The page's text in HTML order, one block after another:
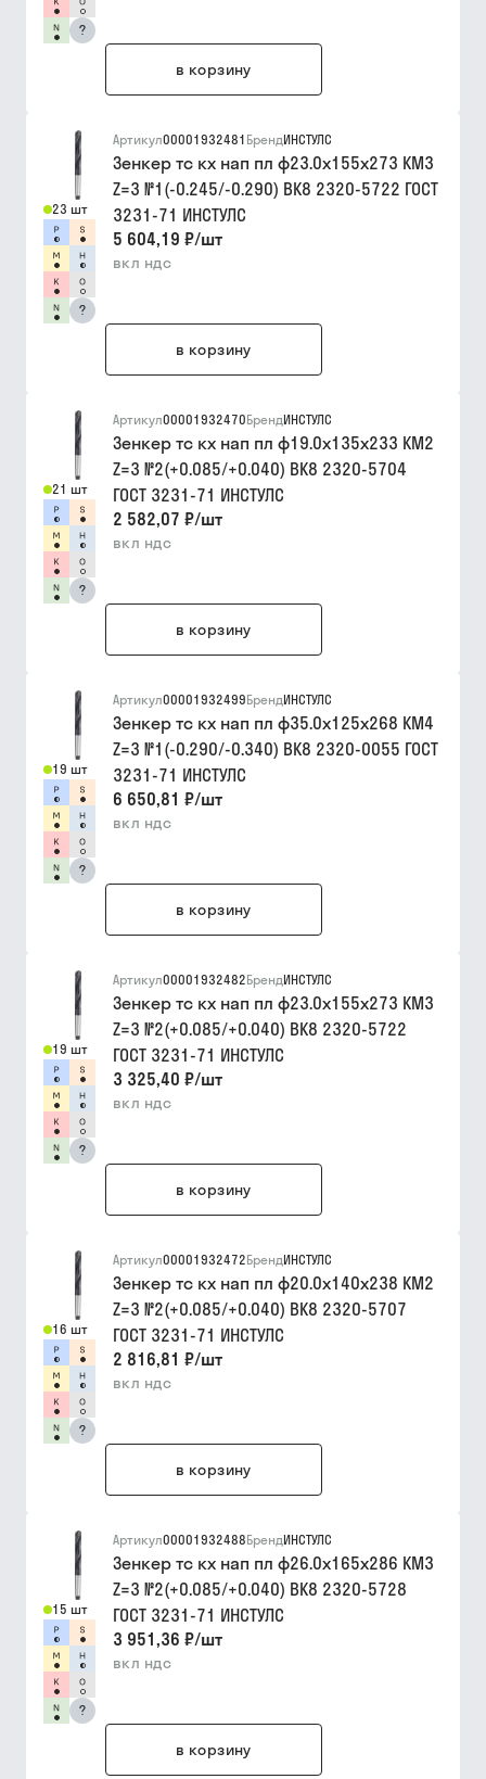
?
в корзину
23 шт
?
Артикул00001932481 БрендИНСТУЛС
Зенкер тс кх нап пл ф23.0х155х273 КМ3
Z=3 №1(-0.245/-0.290) ВК8 2320-5722 ГОСТ
3231-71 ИНСТУЛС
5 604,19 ₽/шт
вкл ндс
в корзину
21 шт
?
Артикул00001932470БрендИНСТУЛС
Зенкер тс кх нап пл ф19.0х135х233 КМ2
Z=3 №2(+0.085/+0.040) ВК8 2320-5704
ГОСТ 3231-71 ИНСТУЛС
2 582,07 ₽/шт
вкл ндс
в корзину
19 шт
?
Артикул00001932499БрендИНСТУЛС
Зенкер тс кх нап пл ф35.0х125х268 КМ4
Z=3 №1(-0.290/-0.340) ВК8 2320-0055 ГОСТ
3231-71 ИНСТУЛС
6 650,81 ₽/шт
вкл ндс
в корзину
19 шт
?
Артикул00001932482БрендИНСТУЛС
Зенкер тс кх нап пл ф23.0х155х273 КМ3
Z=3 №2(+0.085/+0.040) ВК8 2320-5722
ГОСТ 3231-71 ИНСТУЛС
3 325,40 ₽/шт
вкл ндс
в корзину
16 шт
?
Артикул00001932472БрендИНСТУЛС
Зенкер тс кх нап пл ф20.0х140х238 КМ2
Z=3 №2(+0.085/+0.040) ВК8 2320-5707
ГОСТ 3231-71 ИНСТУЛС
2 816,81 ₽/шт
вкл ндс
в корзину
15 шт
?
Артикул00001932488БрендИНСТУЛС
Зенкер тс кх нап пл ф26.0х165х286 КМ3
Z=3 №2(+0.085/+0.040) ВК8 2320-5728
ГОСТ 3231-71 ИНСТУЛС
3 951,36 ₽/шт
вкл ндс
в корзину